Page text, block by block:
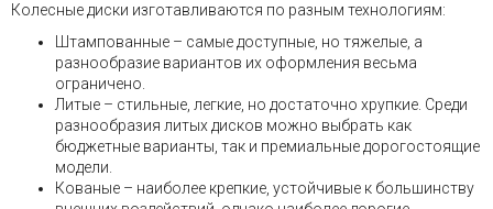
Колесные диски изготавливаются по разным технологиям:
Штампованные – самые доступные, но тяжелые, а
разнообразие вариантов их оформления весьма
ограничено.
Литые – стильные, легкие, но достаточно хрупкие. Среди
разнообразия литых дисков можно выбрать как
бюджетные варианты, так и премиальные дорогостоящие
модели.
Кованые – наиболее крепкие, устойчивые к большинству